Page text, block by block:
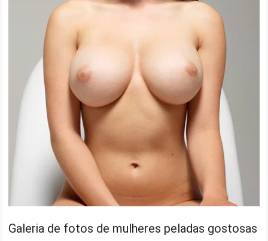
Galeria de fotos de mulheres peladas gostosas